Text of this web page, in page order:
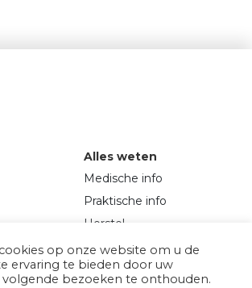
Alles weten
Medische info
Praktische info
Herstel
Mindset
op onze website om u de
ervaring te bieden door uw
bezoeken te onthouden.